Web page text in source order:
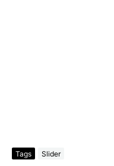
Tags Slider